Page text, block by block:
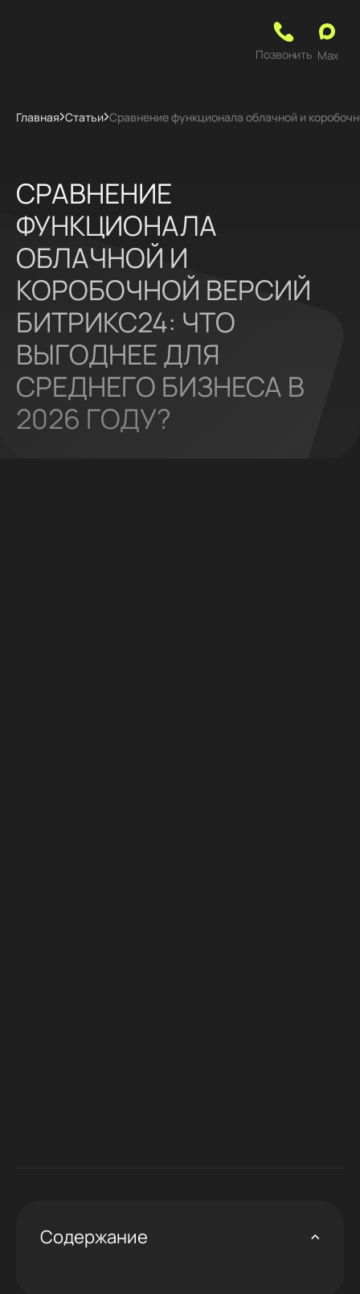
Позвонить Max
Главная Статьи Сравнение функционала облачной и
СРАВНЕНИЕ
ФУНКЦИОНАЛА
ОБЛАЧНОЙ И
КОРОБОЧНОЙ ВЕРСИЙ
БИТРИКС24: ЧТО
ВЫГОДНЕЕ ДЛЯ
СРЕДНЕГО БИЗНЕСА В
2026 ГОДУ?
Содержание